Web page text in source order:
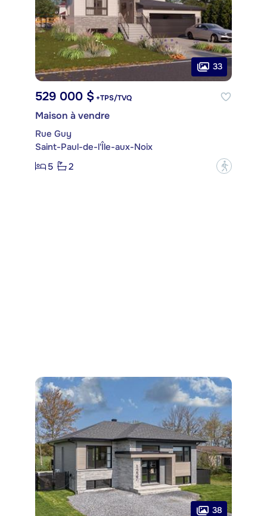
33
529 000 $ +TPS/TVQ
Maison à vendre
Rue Guy
Saint-Paul-de-l'Île-aux-Noix
5
2 ?
38